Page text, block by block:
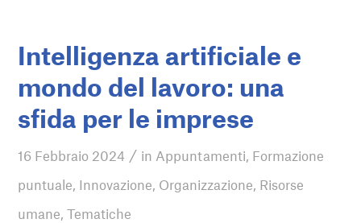
Intelligenza artificiale e
mondo del lavoro: una
sfida per le imprese
16 Febbraio 2024 / in Appuntamenti, Formazione
puntuale, Innovazione, Organizzazione, Risorse
umane,Tematiche